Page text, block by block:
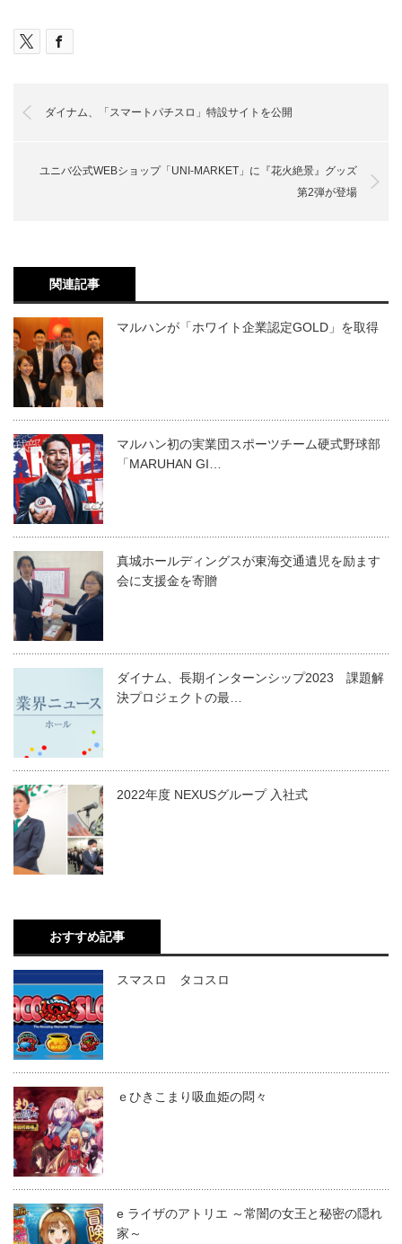
ダイナム、「スマートパチスロ」特設サイトを公開
ユニバ公式WEBショップ「UNI-MARKET」に『花火絶景』グッズ
第2弾が登場
関連記事
マルハンが「ホワイト企業認定GOLD」を取得
マルハン初の実業団スポーツチーム硬式野球部
「MARUHAN GI…
真城ホールディングスが東海交通遺児を励ます
会に支援金を寄贈
ダイナム、長期インターンシップ2023 課題解
決プロジェクトの最…
2022年度 NEXUSグループ 入社式
おすすめ記事
スマスロ タコスロ
ｅひきこまり吸血姫の悶々
e ライザのアトリエ ～常闇の女王と秘密の隠れ
家～